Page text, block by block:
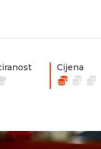
Cijena